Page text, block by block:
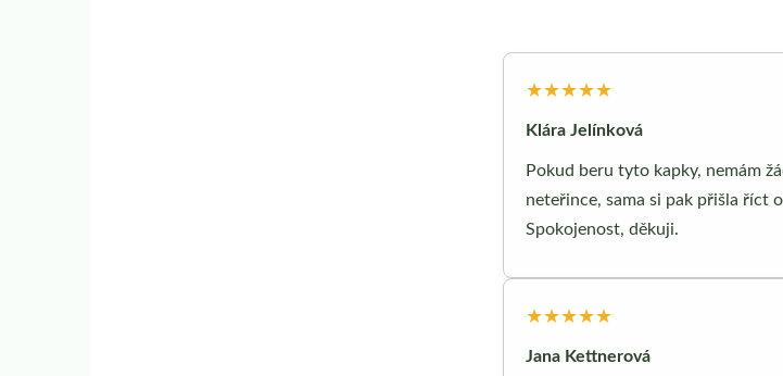
★★★★★
Klára Jelínková
Pokud beru tyto kapky, nemám
neteřince, sama si pak přišla říct
Spokojenost, děkuji.
★★★★★
Jana Kettnerová